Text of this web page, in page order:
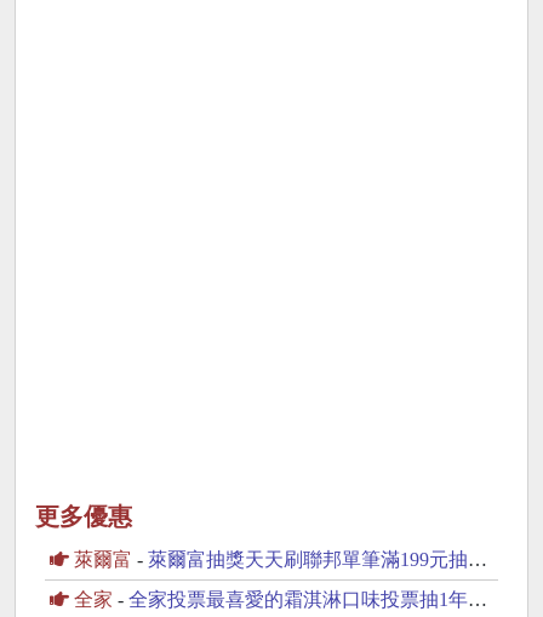
更多優惠
萊爾富 - 萊爾富抽獎天天刷聯邦單筆滿199元抽黃金豆
全家 - 全家投票最喜愛的霜淇淋口味投票抽1年份霜淇淋